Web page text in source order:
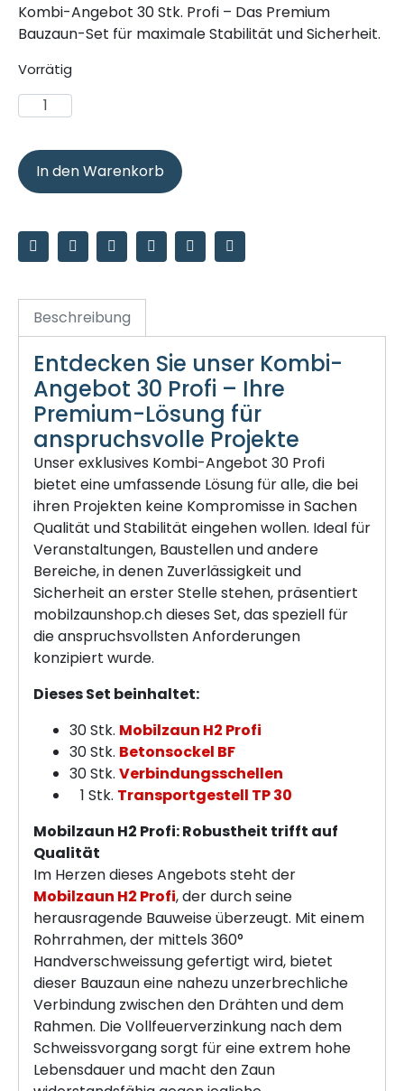
Kombi-Angebot 30 Stk. Profi – Das Premium
Bauzaun-Set für maximale Stabilität und Sicherheit.
Vorrätig
In den Warenkorb
Beschreibung
Entdecken Sie unser Kombi-
Angebot 30 Profi – Ihre
Premium-Lösung für
anspruchsvolle Projekte
Unser exklusives Kombi-Angebot 30 Profi
bietet eine umfassende Lösung für alle, die bei
ihren Projekten keine Kompromisse in Sachen
Qualität und Stabilität eingehen wollen. Ideal für
Veranstaltungen, Baustellen und andere
Bereiche, in denen Zuverlässigkeit und
Sicherheit an erster Stelle stehen, präsentiert
mobilzaunshop.ch dieses Set, das speziell für
die anspruchsvollsten Anforderungen
konzipiert wurde.
Dieses Set beinhaltet:
30 Stk. Mobilzaun H2 Profi
30 Stk. Betonsockel BF
30 Stk. Verbindungsschellen
1 Stk. Transportgestell TP 30
Mobilzaun H2 Profi: Robustheit trifft auf
Qualität
Im Herzen dieses Angebots steht der
Mobilzaun H2 Profi, der durch seine
herausragende Bauweise überzeugt. Mit einem
Rohrrahmen, der mittels 360°
Handverschweissung gefertigt wird, bietet
dieser Bauzaun eine nahezu unzerbrechliche
Verbindung zwischen den Drähten und dem
Rahmen. Die Vollfeuerverzinkung nach dem
Schweissvorgang sorgt für eine extrem hohe
Lebensdauer und macht den Zaun